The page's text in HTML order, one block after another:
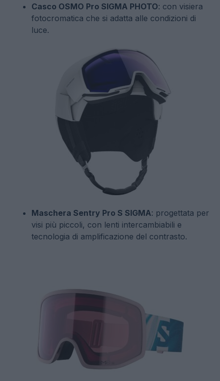
Casco OSMO Pro SIGMA PHOTO: con visiera
fotocromatica che si adatta alle condizioni di
luce.
Maschera Sentry Pro S SIGMA: progettata per
visi più piccoli, con lenti intercambiabili e
tecnologia di amplificazione del contrasto.